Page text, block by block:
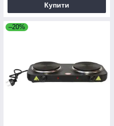
Купити
–20%